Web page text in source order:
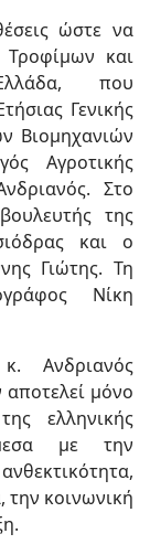
ώστε να
Τροφίμων και
που
Γενικής
Βιομηχανιών
Αγροτικής
Στο
της
και ο
Γιώτης. Τη
Νίκη
Ανδριανός
μόνο
ελληνικής
με την
την κοινωνική